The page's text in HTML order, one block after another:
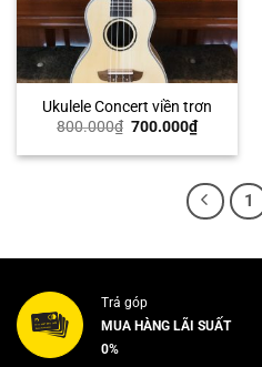
Ukulele Concert viền trơn
800.000₫ Giá
là:
700.000₫Giá
hiện
tại
700.000₫.
1
Trả góp
MUA HÀNG LÃI SUẤT
0%